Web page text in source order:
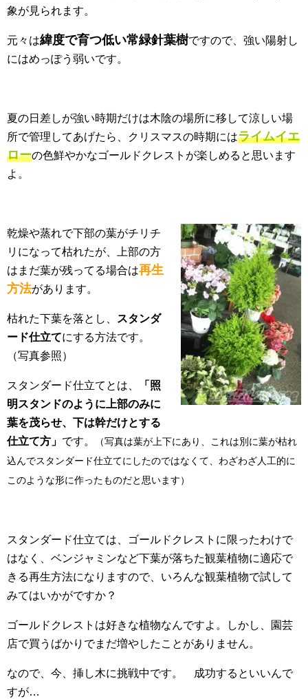
象が見られます。
元々は緯度で育つ低い常緑針葉樹ですので、強い陽射し
にはめっぽう弱いです。
夏の日差しが強い時期だけは木陰の場所に移して涼しい場
所で管理してあげたら、クリスマスの時期にはライムイエ
ローの色鮮やかなゴールドクレストが楽しめると思います
よ。
乾燥や蒸れで下部の葉がチリチ
リになって枯れたが、上部の方
はまだ葉が残ってる場合は再生
方法があります。
枯れた下葉を落とし、
スタンダ
ード仕立てにする方法です。
（写真参照）
スタンダード仕立てとは、
「照
明スタンドのように上部のみに
葉を茂らせ、下は幹だけとする
仕立て方」 です。
（写真は葉が上下にあり、これは別に葉が枯れ
込んでスタンダード仕立てにしたのではなくて、わざわざ人工的に
このような形に作ったものだと思います）
スタンダード仕立ては、ゴールドクレストに限ったわけで
はなく、ベンジャミンなど下葉が落ちた観葉植物に適応で
きる再生方法になりますので、いろんな観葉植物で試して
みてはいかがですか？
ゴールドクレストは好きな植物なんですよ。しかし、園芸
店で買うばかりでまだ増やしたことがありません。
なので、今、挿し木に挑戦中です。 成功するといいんで
すが…